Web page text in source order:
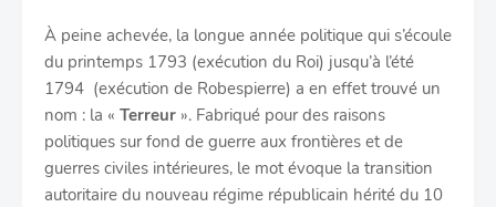
À peine achevée, la longue année politique qui s’écoule
du printemps 1793 (exécution du Roi) jusqu’à l’été
1794 (exécution de Robespierre) a en effet trouvé un
nom : la « Terreur ». Fabriqué pour des raisons
politiques sur fond de guerre aux frontières et de
guerres civiles intérieures, le mot évoque la transition
autoritaire du nouveau régime républicain hérité du 10